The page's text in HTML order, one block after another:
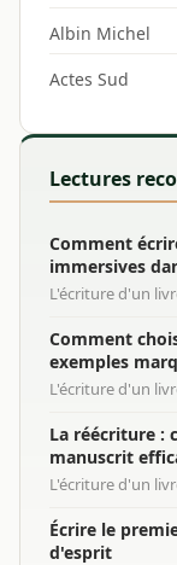
Albin Michel
Actes Sud
Lectures
Comment
immersives
L'écriture d'un
Comment
exemples
L'écriture d'un
La réécriture :
manuscrit
L'écriture d'un
Écrire le
d'esprit